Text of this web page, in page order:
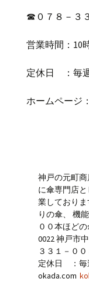
☎ ０７８－３
営業時間： 10
定休日 ：毎
ホームページ：
神戸の元町
に傘専門店
業しており
りの傘、 機
００本ほど
0022 神戸市
３３１－０
定休日 ：毎
okada.com